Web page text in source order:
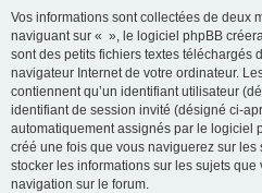
Vos informations sont collectées de deux
naviguant sur « », le logiciel phpBB
sont des petits fichiers textes téléchargés
navigateur Internet de votre ordinateur.
contiennent qu’un identifiant utilisateur
identifiant de session invité (désigné ci-
automatiquement assignés par le logiciel
créé une fois que vous naviguerez sur
stocker les informations sur les sujets
navigation sur le forum.